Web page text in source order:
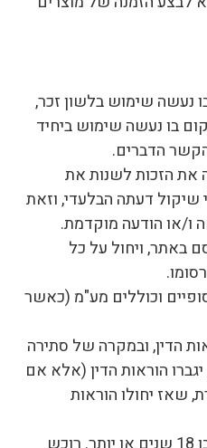
נעשה שימוש בלשון זכר,
בו נעשה שימוש ביחיד
הדברים.
הזכות לשנות את
שיקול דעתה הבלעדי, וזאת
ו/או הודעה מוקדמת.
באתר, ויחול על כל
וכוללים מע"מ (כאשר
הדין, ובמקרה של סתירה
יגברו הוראות הדין (אלא אם
שאז יחולו הוראות